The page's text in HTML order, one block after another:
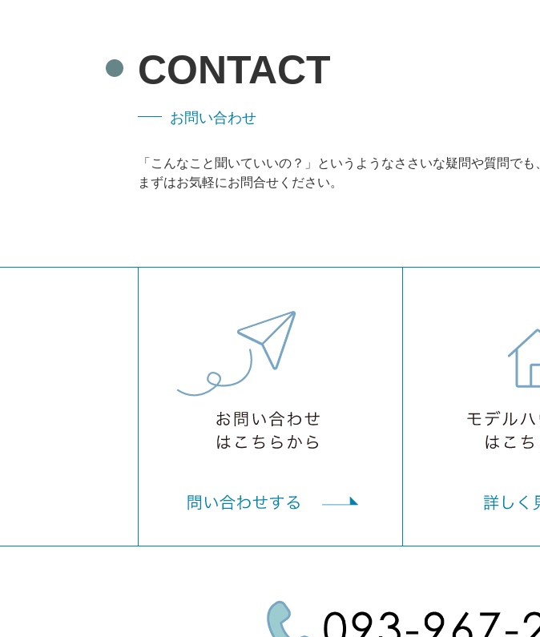
CONTACT
お問い合わせ
「こんなこと聞いていいの？」 というようなささいな疑問や質問でも、
まずはお気軽にお問合せください。